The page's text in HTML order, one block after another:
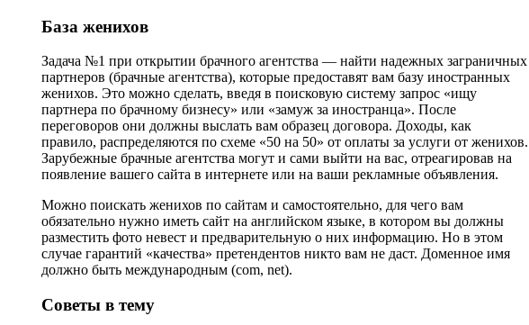
База женихов
Задача №1 при открытии брачного агентства — найти надежных заграничных
партнеров (брачные агентства), которые предоставят вам базу иностранных
женихов. Это можно сделать, введя в поисковую систему запрос «ищу
партнера по брачному бизнесу» или «замуж за иностранца». После
переговоров они должны выслать вам образец договора. Доходы, как
правило, распределяются по схеме «50 на 50» от оплаты за услуги от женихов.
Зарубежные брачные агентства могут и сами выйти на вас, отреагировав на
появление вашего сайта в интернете или на ваши рекламные объявления.
Можно поискать женихов по сайтам и самостоятельно, для чего вам
обязательно нужно иметь сайт на английском языке, в котором вы должны
разместить фото невест и предварительную о них информацию. Но в этом
случае гарантий «качества» претендентов никто вам не даст. Доменное имя
должно быть международным (com, net).
Советы в тему